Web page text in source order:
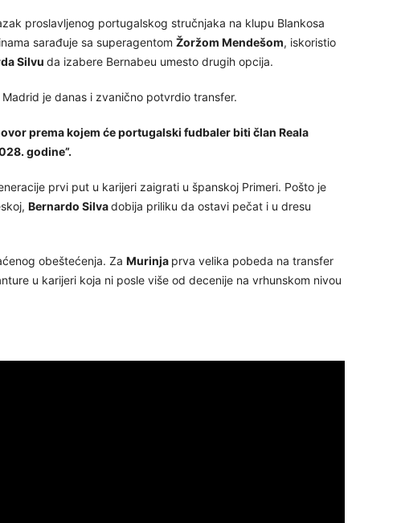
proslavljenog portugalskog stručnjaka na klupu Blankosa
sarađuje sa superagentom Žoržom Mendešom, iskoristio
Silvu da izabere Bernabeu umesto drugih opcija.
je danas i zvanično potvrdio transfer.
prema kojem će portugalski fudbaler biti član Reala
godine”.
prvi put u karijeri zaigrati u španskoj Primeri. Pošto je
Bernardo Silvadobija priliku da ostavi pečat i u dresu
obeštećenja. Za Murinja prva velika pobeda na transfer
u karijeri koja ni posle više od decenije na vrhunskom nivou